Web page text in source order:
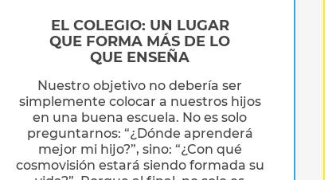
EL COLEGIO: UN LUGAR
QUE FORMA MÁS DE LO
QUE ENSEÑA
Nuestro objetivo no debería ser
simplemente colocar a nuestros hijos
en una buena escuela. No es solo
preguntarnos: “¿Dónde aprenderá
mejor mi hijo?”, sino: “¿Con qué
cosmovisión estará siendo formada su